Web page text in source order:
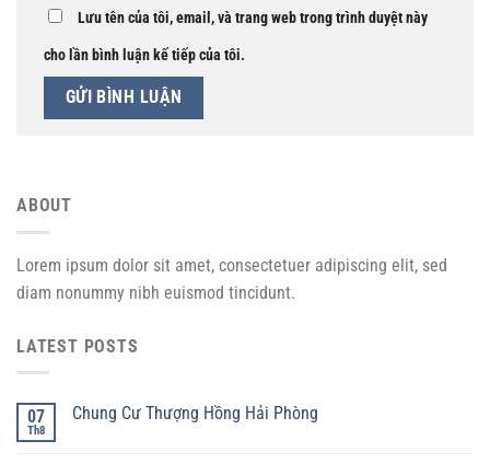
Lưu tên của tôi, email, và trang web trong trình duyệt này
cho lần bình luận kế tiếp của tôi.
ABOUT
Lorem ipsum dolor sit amet, consectetuer adipiscing elit, sed
diam nonummy nibh euismod tincidunt.
LATEST POSTS
07
Th8
Chung Cư Thượng Hồng Hải Phòng